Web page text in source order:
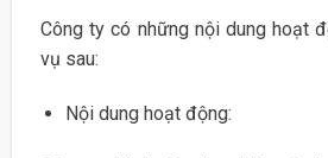
Công ty có những nội dung hoạt
vụ sau:
Nội dung hoạt động: